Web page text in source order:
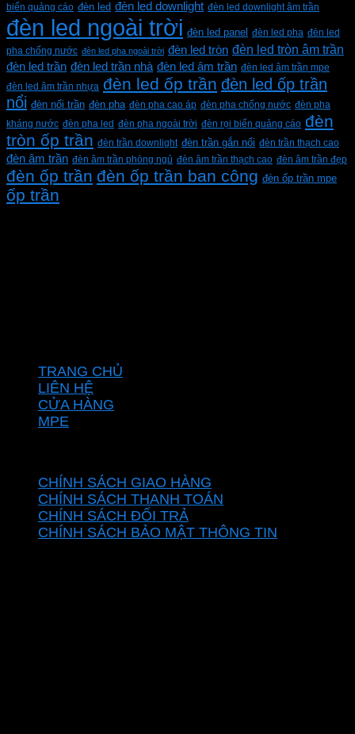
biển quảng cáo đèn led đèn led downlight đèn led downlight âm trần
đèn led ngoài trời đèn led panel đèn led pha đèn led
pha chống nước đèn led pha ngoài trời đèn led tròn đèn led tròn âm trần
đèn led trần đèn led trần nhà đèn led âm trần đèn led âm trần mpe
đèn led âm trần nhựa đèn led ốp trần đèn led ốp trần
nổi đèn nổi trần đèn pha đèn pha cao áp đèn pha chống nước đèn pha
kháng nước đèn pha led đèn pha ngoài trời đèn rọi biển quảng cáo đèn
tròn ốp trần đèn trần downlight đèn trần gắn nổi đèn trần thạch cao
đèn âm trần đèn âm trần phòng ngủ đèn âm trần thạch cao đèn âm trần đẹp
đèn ốp trần đèn ốp trần ban công đèn ốp trần mpe
ốp trần
TRANG CHỦ
LIÊN HỆ
CỬA HÀNG
MPE
CHÍNH SÁCH GIAO HÀNG
CHÍNH SÁCH THANH TOÁN
CHÍNH SÁCH ĐỔI TRẢ
CHÍNH SÁCH BẢO MẬT THÔNG TIN